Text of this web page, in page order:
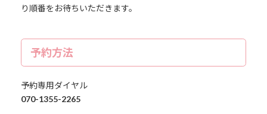
り順番をお待ちいただきます。
予約方法
予約専用ダイヤル
070-1355-2265